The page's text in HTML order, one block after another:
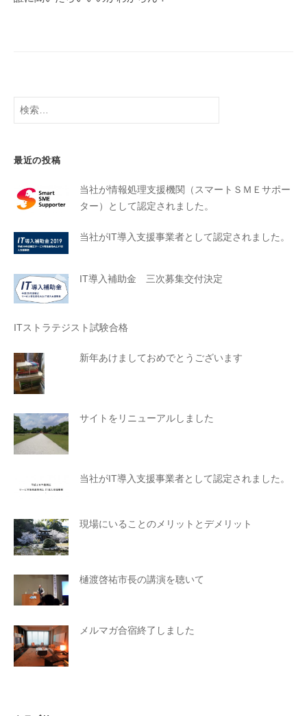
最近の投稿
当社が情報処理支援機関（スマートＳＭＥサポー
ター）として認定されました。
当社がIT導入支援事業者として認定されました。
IT導入補助金 三次募集交付決定
ITストラテジスト試験合格
新年あけましておめでとうございます
サイトをリニューアルしました
当社がIT導入支援事業者として認定されました。
現場にいることのメリットとデメリット
樋渡啓祐市長の講演を聴いて
メルマガ合宿終了しました